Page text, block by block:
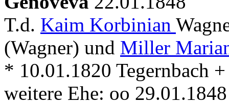
T.d. Kaim Korbinian
(Wagner) und Miller
* 10.01.1820 Tegernbach
weitere Ehe: oo